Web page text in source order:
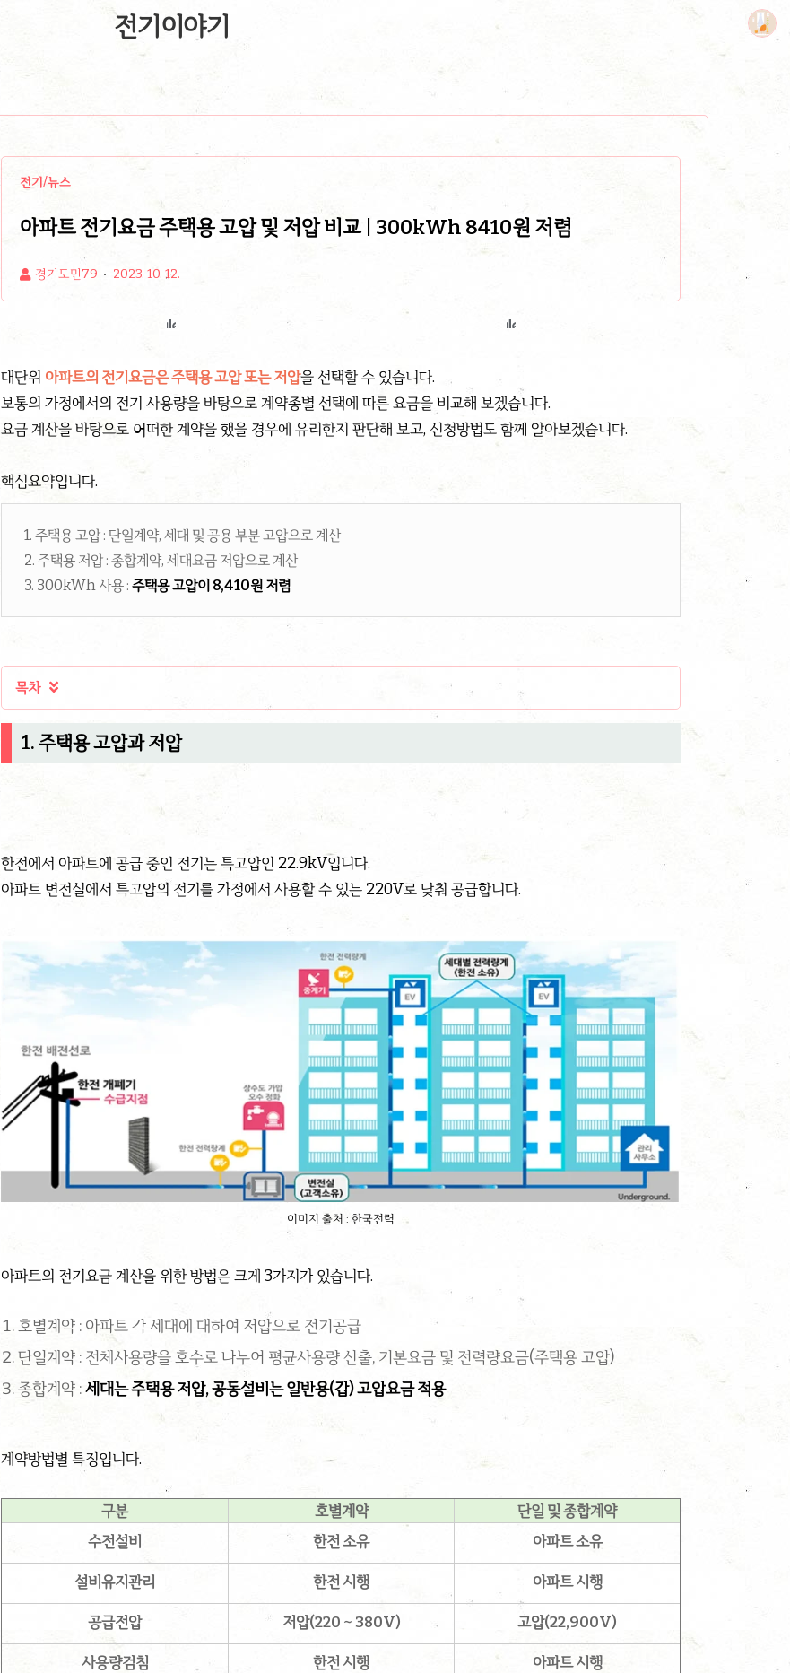
전기이야기
전기/뉴스
아파트 전기요금 주택용 고압 및 저압 비교 | 300kWh 8410원 저렴
경기도민79 2023. 10. 12.
대단위 아파트의 전기요금은 주택용 고압 또는 저압을 선택할 수 있습니다.
보통의 가정에서의 전기 사용량을 바탕으로 계약종별 선택에 따른 요금을 비교해 보겠습니다.
요금 계산을 바탕으로 어떠한 계약을 했을 경우에 유리한지 판단해 보고, 신청방법도 함께 알아보겠습니다.
핵심요약입니다.
1. 주택용 고압 : 단일계약, 세대 및 공용 부분 고압으로 계산
2. 주택용 저압 : 종합계약, 세대요금 저압으로 계산
3. 300kWh 사용 : 주택용 고압이 8,410원 저렴
목차 
1. 주택용 고압과 저압
한전에서 아파트에 공급 중인 전기는 특고압인 22.9kV입니다.
아파트 변전실에서 특고압의 전기를 가정에서 사용할 수 있는 220V로 낮춰 공급합니다.
이미지 출처 : 한국전력
아파트의 전기요금 계산을 위한 방법은 크게 3가지가 있습니다.
호별계약 : 아파트 각 세대에 대하여 저압으로 전기공급
단일계약 : 전체사용량을 호수로 나누어 평균사용량 산출, 기본요금 및 전력량요금(주택용 고압)
종합계약 :세대는 주택용 저압, 공동설비는 일반용(갑) 고압요금 적용
계약방법별 특징입니다.
구분 호별계약
단일 및 종합계약
수전설비
한전 소유 아파트 소유
설비유지관리 한전 시행 아파트 시행
공급전압 저압(220 ~ 380V) 고압(22,900V)
사용량검침 한전 시행 아파트 시행